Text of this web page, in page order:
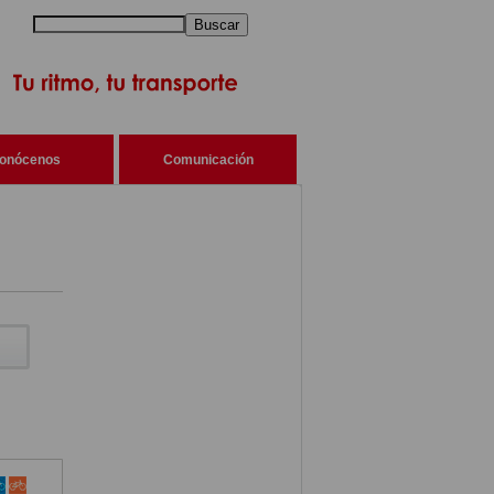
Buscar
Comunicación